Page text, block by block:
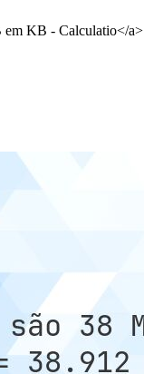
em KB - Calculatio</a>